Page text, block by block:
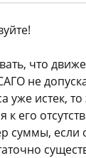
что
не
уже истек, то
к его
суммы, если